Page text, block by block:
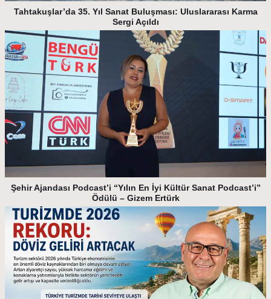
Tahtakuşlar’da 35. Yıl Sanat Buluşması: Uluslararası Karma
Sergi Açıldı
Şehir Ajandası Podcast’i “Yılın En İyi Kültür Sanat Podcast’i”
Ödülü – Gizem Ertürk